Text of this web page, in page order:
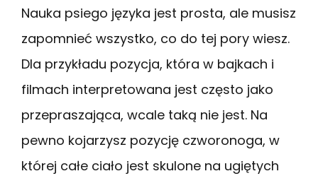
Nauka psiego języka jest prosta, ale musisz
zapomnieć wszystko, co do tej pory wiesz.
Dla przykładu pozycja, która w bajkach i
filmach interpretowana jest często jako
przepraszająca, wcale taką nie jest. Na
pewno kojarzysz pozycję czworonoga, w
której całe ciało jest skulone na ugiętych